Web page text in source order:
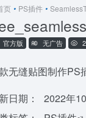
页 • PS插件 •
官方版 无广告
无缝贴图制作PS
日期：
2022年